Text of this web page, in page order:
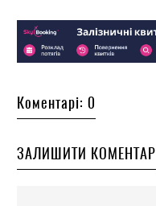
Коментарі: 0
ЗАЛИШИТИ КОМЕНТАР